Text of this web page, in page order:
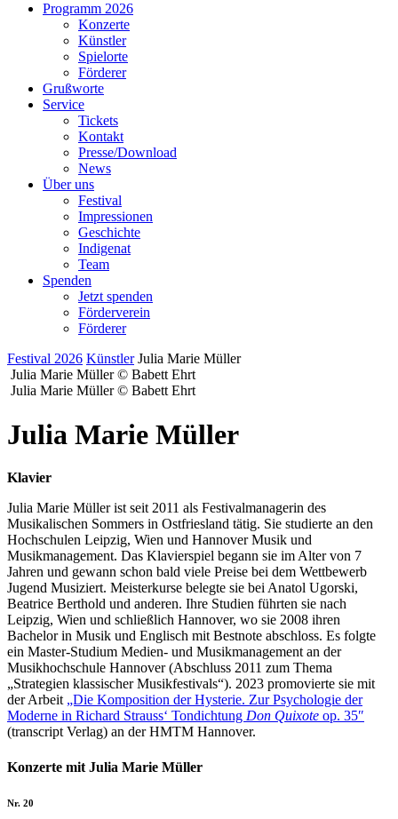
Programm 2026
Konzerte
Künstler
Spielorte
Förderer
Grußworte
Service
Tickets
Kontakt
Presse/Download
News
Über uns
Festival
Impressionen
Geschichte
Indigenat
Team
Spenden
Jetzt spenden
Förderverein
Förderer
Festival 2026 KünstlerJulia Marie Müller
Julia Marie Müller © Babett Ehrt
Julia Marie Müller © Babett Ehrt
Julia Marie Müller
Klavier
Julia Marie Müller ist seit 2011 als Festivalmanagerin des
Musikalischen Sommers in Ostfriesland tätig. Sie studierte an den
Hochschulen Leipzig, Wien und Hannover Musik und
Musikmanagement. Das Klavierspiel begann sie im Alter von 7
Jahren und gewann schon bald viele Preise bei dem Wettbewerb
Jugend Musiziert. Meisterkurse belegte sie bei Anatol Ugorski,
Beatrice Berthold und anderen. Ihre Studien führten sie nach
Leipzig, Wien und schließlich Hannover, wo sie 2008 ihren
Bachelor in Musik und Englisch mit Bestnote abschloss. Es folgte
ein Master-Studium Medien- und Musikmanagement an der
Musikhochschule Hannover (Abschluss 2011 zum Thema
„Strategien klassischer Musikfestivals“). 2023 promovierte sie mit
der Arbeit „Die Komposition der Hysterie. Zur Psychologie der
Moderne in Richard Strauss‘ Tondichtung Don Quixote op. 35″
(transcript Verlag) an der HMTM Hannover.
Konzerte mit Julia Marie Müller
Nr. 20